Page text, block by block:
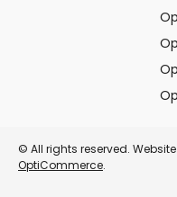
© All rights reserved.
OptiCommerce.